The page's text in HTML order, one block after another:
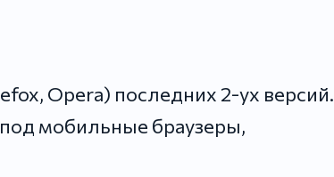
Opera) последних 2-ух версий.
мобильные браузеры,